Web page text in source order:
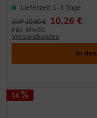
Lieferzeit 1-3 Tage
UVP 10,80 € 10,26 €
inkl. MwSt.
Versandkosten
In den
14